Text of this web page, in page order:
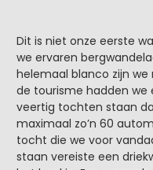
Dit is niet onze eerste
we ervaren
helemaal blanco zijn
de tourisme hadden we
veertig tochten staan
maximaal zo’n 60
tocht die we voor
staan vereiste een